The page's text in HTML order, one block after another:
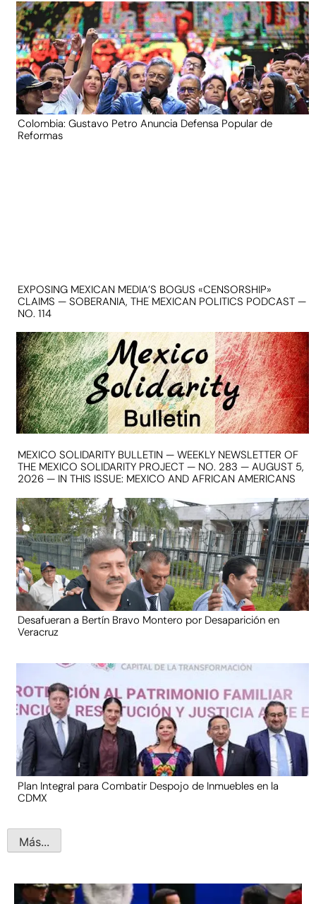
Colombia: Gustavo Petro Anuncia Defensa Popular de
Reformas
EXPOSING MEXICAN MEDIA’S BOGUS «CENSORSHIP»
CLAIMS — SOBERANIA, THE MEXICAN POLITICS PODCAST —
NO. 114
MEXICO SOLIDARITY BULLETIN — WEEKLY NEWSLETTER OF
THE MEXICO SOLIDARITY PROJECT — NO. 283 — AUGUST 5,
2026 — IN THIS ISSUE: MEXICO AND AFRICAN AMERICANS
Desafueran a Bertín Bravo Montero por Desaparición en
Veracruz
Plan Integral para Combatir Despojo de Inmuebles en la
CDMX
Más...